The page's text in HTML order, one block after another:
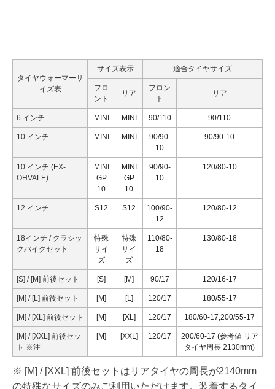
タイヤウォーマーサ
イズ表
サイズ表示 適合タイヤサイズ
フロ
ント
リア
フロン
ト
リア
6 インチ MINI MINI 90/110 90/110
10 インチ MINI MINI
90/90-
10
90/90-10
10 インチ (EX-
OHVALE)
MINI
GP
10
MINI
GP
10
90/90-
10
120/80-10
12 インチ S12 S12
100/90-
12
120/80-12
18インチ / クラシッ
クバイクセット
特殊
サイ
ズ
特殊
サイ
ズ
110/80-
18
130/80-18
[S] / [M] 前後セット [S] [M] 90/17 120/16-17
[M] / [L] 前後セット [M] [L] 120/17 180/55-17
[M] / [XL] 前後セット [M] [XL] 120/17 180/60-17,200/55-17
[M] / [XXL] 前後セッ
ト ※注
[M] [XXL] 120/17
200/60-17 (参考値 リア
タイヤ周長 2130mm)
※ [M] / [XXL] 前後セットはリアタイヤの周長が2140mm
の特殊なサイズのみご利用いただけます。装着するタイ